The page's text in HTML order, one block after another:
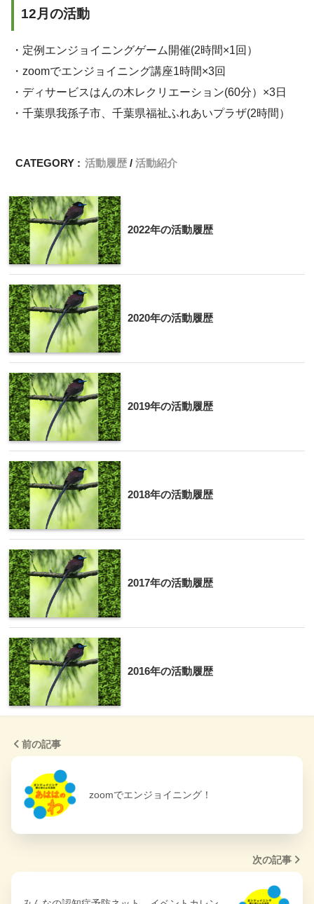
12月の活動
・定例エンジョイニングゲーム開催(2時間×1回）
・zoomでエンジョイニング講座1時間×3回
・ディサービスはんの木レクリエーション(60分）×3日
・千葉県我孫子市、千葉県福祉ふれあいプラザ(2時間）
CATEGORY : 活動履歴 活動紹介
2022年の活動履歴
2020年の活動履歴
2019年の活動履歴
2018年の活動履歴
2017年の活動履歴
2016年の活動履歴
前の記事
zoomでエンジョイニング！
次の記事